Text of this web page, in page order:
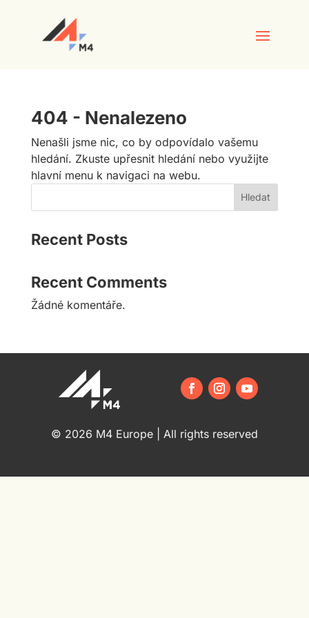
404 - Nenalezeno
Nenašli jsme nic, co by odpovídalo vašemu
hledání. Zkuste upřesnit hledání nebo využijte
hlavní menu k navigaci na webu.
Hledat
Recent Posts
Recent Comments
Žádné komentáře.
© 2026 M4 Europe | All rights reserved